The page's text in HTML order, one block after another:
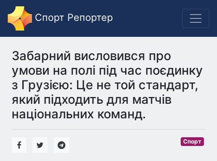
Спорт Репортер
Забарний висловився про
умови на полі під час поєдинку
з Грузією: Це не той стандарт,
який підходить для матчів
національних команд.
Спорт